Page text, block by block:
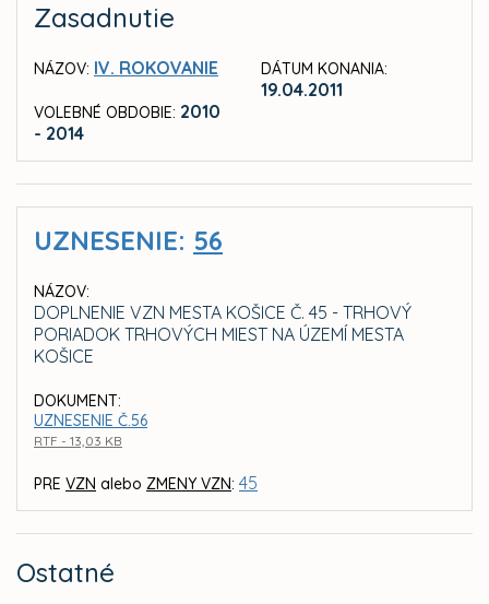
Zasadnutie
NÁZOV: IV. ROKOVANIE
VOLEBNÉ OBDOBIE: 2010
- 2014
DÁTUM KONANIA:
19.04.2011
UZNESENIE: 56
NÁZOV:
DOPLNENIE VZN MESTA KOŠICE Č. 45 - TRHOVÝ
PORIADOK TRHOVÝCH MIEST NA ÚZEMÍ MESTA
KOŠICE
DOKUMENT:
UZNESENIE Č.56
RTF - 13,03 KB
PRE VZN alebo ZMENY VZN: 45
Ostatné